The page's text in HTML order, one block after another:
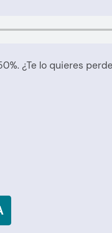
¿Te lo quieres